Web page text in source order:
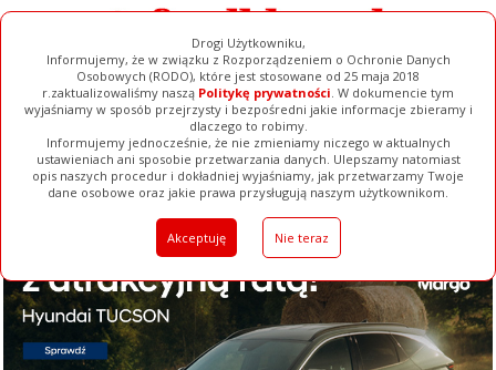
Drogi Użytkowniku,
Informujemy, że w związku z Rozporządzeniem o Ochronie Danych
Osobowych (RODO), które jest stosowane od 25 maja 2018
r.zaktualizowaliśmy naszą Politykę prywatności. W dokumencie tym
wyjaśniamy w sposób przejrzysty i bezpośredni jakie informacje zbieramy i
dlaczego to robimy.
Informujemy jednocześnie, że nie zmieniamy niczego w aktualnych
ustawieniach ani sposobie przetwarzania danych. Ulepszamy natomiast
opis naszych procedur i dokładniej wyjaśniamy, jak przetwarzamy Twoje
dane osobowe oraz jakie prawa przysługują naszym użytkownikom.
Akceptuję Nie teraz
Ogłoszenia Filmy Galerie Baza Firm Pełna Wersja